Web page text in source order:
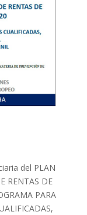
del PLAN
RENTAS DE
PARA